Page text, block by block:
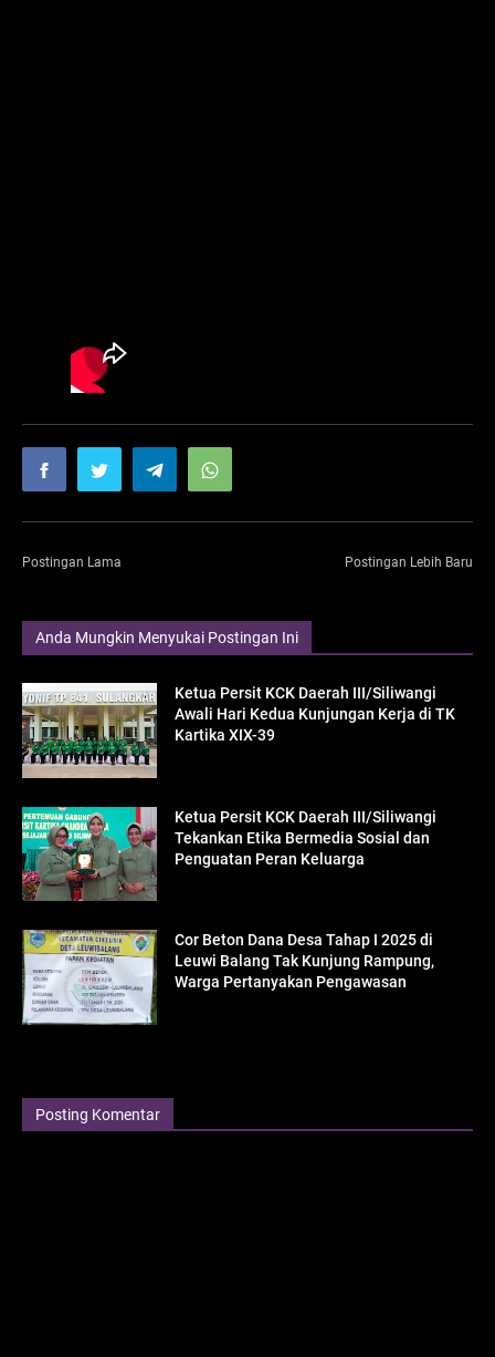
Postingan Lama Postingan Lebih Baru
Anda Mungkin Menyukai Postingan Ini
Ketua Persit KCK Daerah III/Siliwangi
Awali Hari Kedua Kunjungan Kerja di TK
Kartika XIX-39
Ketua Persit KCK Daerah III/Siliwangi
Tekankan Etika Bermedia Sosial dan
Penguatan Peran Keluarga
Cor Beton Dana Desa Tahap I 2025 di
Leuwi Balang Tak Kunjung Rampung,
Warga Pertanyakan Pengawasan
Posting Komentar